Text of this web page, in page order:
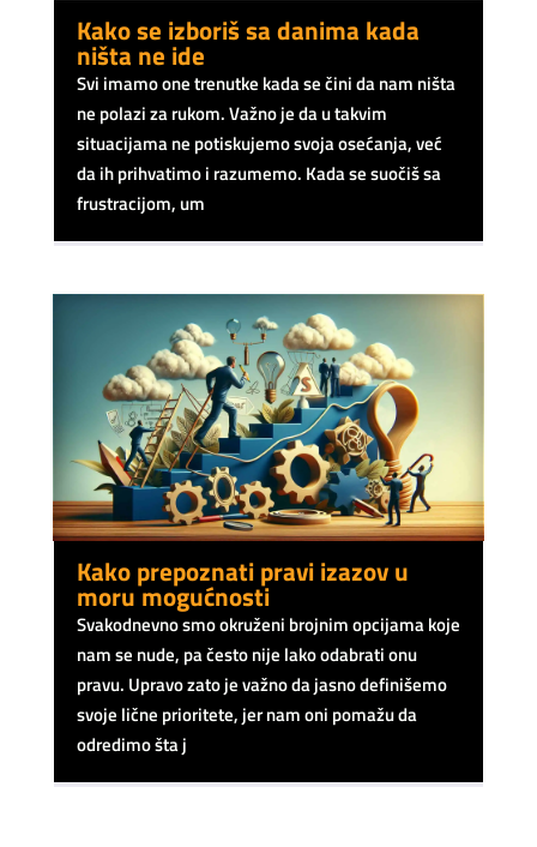
Kako se izboriš sa danima kada
ništa ne ide
Svi imamo one trenutke kada se čini da nam ništa
ne polazi za rukom. Važno je da u takvim
situacijama ne potiskujemo svoja osećanja, već
da ih prihvatimo i razumemo. Kada se suočiš sa
frustracijom, um
Kako prepoznati pravi izazov u
moru mogućnosti
Svakodnevno smo okruženi brojnim opcijama koje
nam se nude, pa često nije lako odabrati onu
pravu. Upravo zato je važno da jasno definišemo
svoje lične prioritete, jer nam oni pomažu da
odredimo šta j